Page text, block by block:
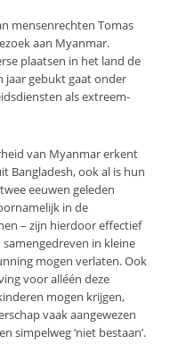
mensenrechten Tomas
aan Myanmar.
plaatsen in het land de
jaar gebukt gaat onder
als extreem-
van Myanmar erkent
Bangladesh, ook al is hun
eeuwen geleden
in de
– zijn hierdoor effectief
in kleine
mogen verlaten. Ook
voor alléén deze
mogen krijgen,
vaak aangewezen
simpelweg ‘niet bestaan’.